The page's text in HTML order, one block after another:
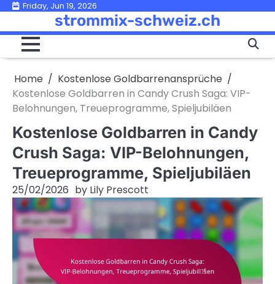
Skip
content
Friday, Jun 19, 2026
strommix-schweiz.ch
Home
Kostenlose Goldbarrenansprüche
Kostenlose Goldbarren in Candy Crush Saga: VIP-
Belohnungen, Treueprogramme, Spieljubiläen
Kostenlose Goldbarren in Candy
Crush Saga: VIP-Belohnungen,
Treueprogramme, Spieljubiläen
25/02/2026 by Lily Prescott